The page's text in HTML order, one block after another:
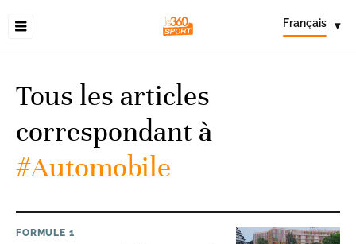
Français ▾
Tous les articles
correspondant à
#Automobile
FORMULE 1